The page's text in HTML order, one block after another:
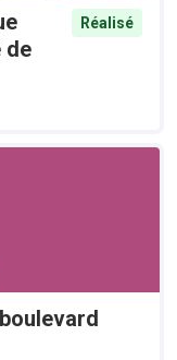
de
Réalisé